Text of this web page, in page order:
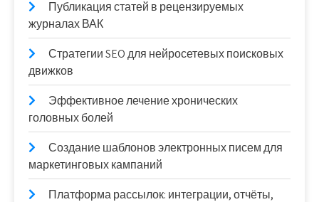
Публикация статей в рецензируемых
журналах ВАК
Стратегии SEO для нейросетевых поисковых
движков
Эффективное лечение хронических
головных болей
Создание шаблонов электронных писем для
маркетинговых кампаний
Платформа рассылок: интеграции, отчёты,